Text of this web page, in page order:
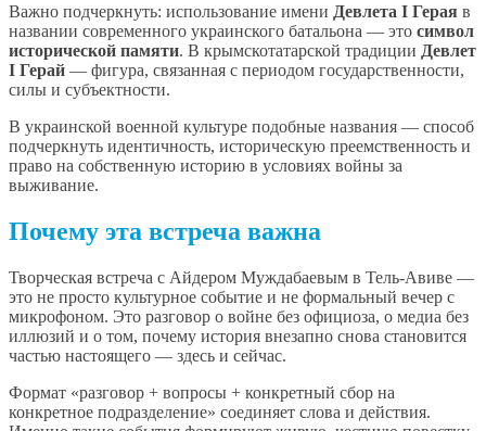
Важно подчеркнуть: использование имени Девлета I Герая в
названии современного украинского батальона — это символ
исторической памяти. В крымскотатарской традиции Девлет
I Герай — фигура, связанная с периодом государственности,
силы и субъектности.
В украинской военной культуре подобные названия — способ
подчеркнуть идентичность, историческую преемственность и
право на собственную историю в условиях войны за
выживание.
Почему эта встреча важна
Творческая встреча с Айдером Муждабаевым в Тель-Авиве —
это не просто культурное событие и не формальный вечер с
микрофоном. Это разговор о войне без официоза, о медиа без
иллюзий и о том, почему история внезапно снова становится
частью настоящего — здесь и сейчас.
Формат «разговор + вопросы + конкретный сбор на
конкретное подразделение» соединяет слова и действия.